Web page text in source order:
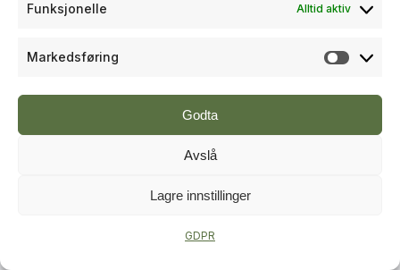
Funksjonelle Alltid aktiv
Markedsføring
Godta
Avslå
Lagre innstillinger
GDPR
Porsgrunn i Norges beste bygrep